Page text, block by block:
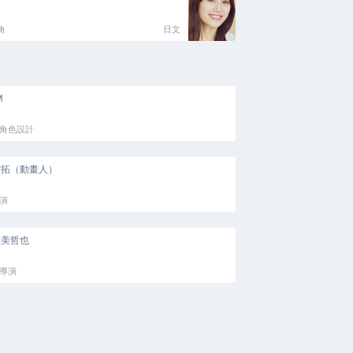
日文
色設計
（動畫人）
哲也
演